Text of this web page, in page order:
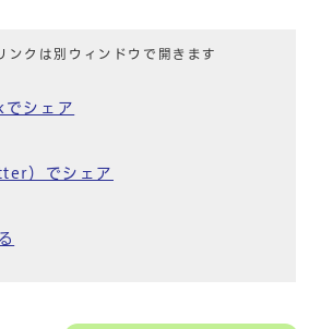
ンクは別ウィンドウで開きます
シェア
）でシェア